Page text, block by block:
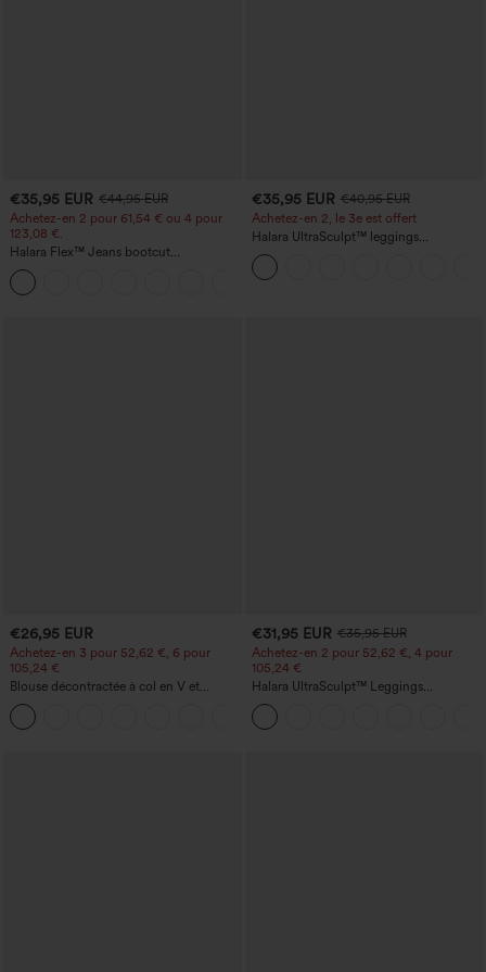
€35,95 EUR €44,95 EUR
Achetez-en 2 pour 61,54 € ou 4 pour
123,08 €.
Halara Flex™ Jeans bootcut
décontractés taille haute, effet délavé,
avec poches
€35,95 EUR €40,95 EUR
Achetez-en 2, le 3e est offert
Halara UltraSculpt™ leggings
d'entraînement taille haute — fronces
liftantes pour le fessier, maintien gainant
du ventre et poche
€26,95 EUR
Achetez-en 3 pour 52,62 €, 6 pour
105,24 €
Blouse décontractée à col en V et
manches courtes bouffantes
€31,95 EUR €35,95 EUR
Achetez-en 2 pour 52,62 €, 4 pour
105,24 €
Halara UltraSculpt™ Leggings
d'entraînement sculptants taille haute,
effet ventre plat, avec poche